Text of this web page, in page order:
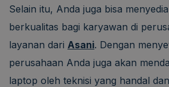
Selain itu, Anda juga bisa
berkualitas bagi karyawan di
layanan dari Asani. Dengan
perusahaan Anda juga akan
laptop oleh teknisi yang handal